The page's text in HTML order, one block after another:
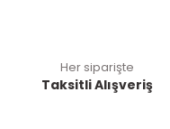
Her siparişte
Taksitli Alışveriş